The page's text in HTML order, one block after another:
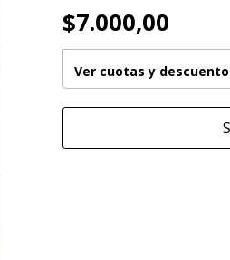
$7.000,00
Ver cuotas y